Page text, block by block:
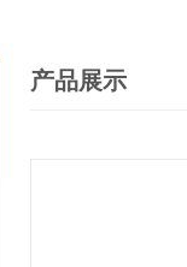
产品展示